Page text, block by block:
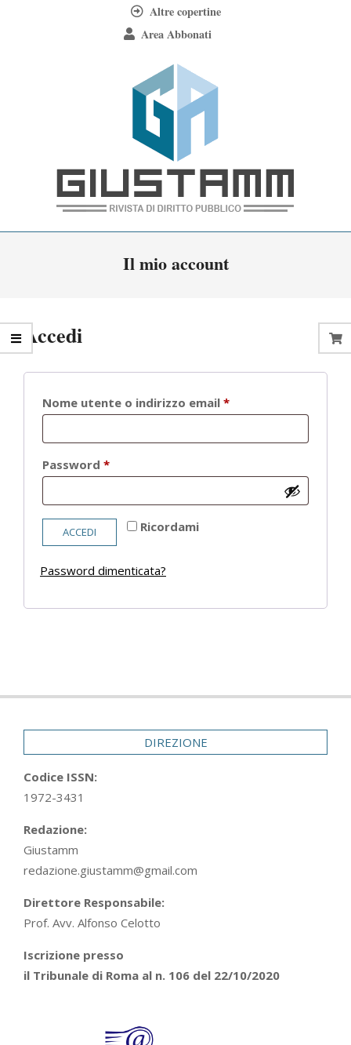
Altre copertine
Area Abbonati
Giustamm
Il mio account
Accedi
Nome utente o indirizzo email *Richiesto
Password *Richiesto
Ricordami
ACCEDI
Password dimenticata?
05-
DIREZIONE
Codice ISSN:
1972-3431
Redazione:
Giustamm
redazione.giustamm@gmail.com
Direttore Responsabile:
Prof. Avv. Alfonso Celotto
Iscrizione presso
il Tribunale di Roma al n. 106 del 22/10/2020